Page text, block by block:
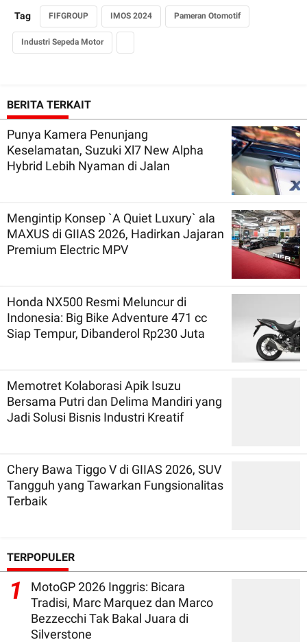
Tag FIFGROUP IMOS 2024 Pameran Otomotif
Industri Sepeda Motor
BERITA TERKAIT
Punya Kamera Penunjang
Keselamatan, Suzuki Xl7 New Alpha
Hybrid Lebih Nyaman di Jalan
Mengintip Konsep `A Quiet Luxury` ala
MAXUS di GIIAS 2026, Hadirkan Jajaran
Premium Electric MPV
Honda NX500 Resmi Meluncur di
Indonesia: Big Bike Adventure 471 cc
Siap Tempur, Dibanderol Rp230 Juta
Memotret Kolaborasi Apik Isuzu
Bersama Putri dan Delima Mandiri yang
Jadi Solusi Bisnis Industri Kreatif
Chery Bawa Tiggo V di GIIAS 2026, SUV
Tangguh yang Tawarkan Fungsionalitas
Terbaik
TERPOPULER
1
MotoGP 2026 Inggris: Bicara
Tradisi, Marc Marquez dan Marco
Bezzecchi Tak Bakal Juara di
Silverstone